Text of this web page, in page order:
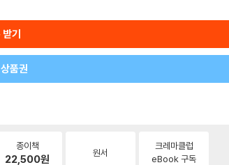
받기
품권
종이책
22,500원 원서
크레마클럽
eBook 구독